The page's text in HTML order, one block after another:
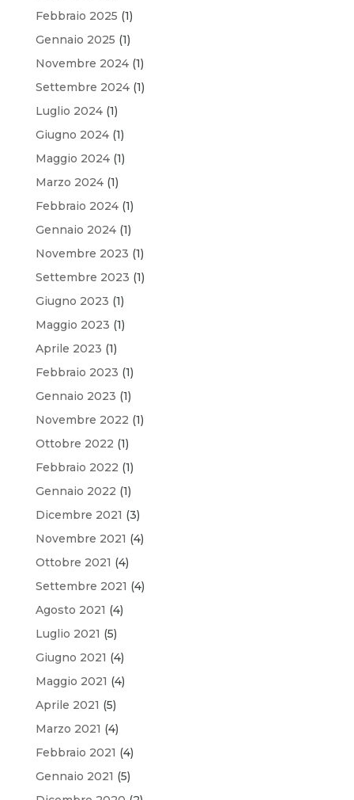
Febbraio 2025 (1)
Gennaio 2025 (1)
Novembre 2024(1)
Settembre 2024(1)
Luglio 2024(1)
Giugno 2024(1)
Maggio 2024(1)
Marzo 2024(1)
Febbraio 2024(1)
Gennaio 2024(1)
Novembre 2023 (1)
Settembre 2023 (1)
Giugno 2023 (1)
Maggio 2023 (1)
Aprile 2023 (1)
Febbraio 2023 (1)
Gennaio 2023 (1)
Novembre 2022 (1)
Ottobre 2022 (1)
Febbraio 2022 (1)
Gennaio 2022 (1)
Dicembre 2021 (3)
Novembre 2021 (4)
Ottobre 2021 (4)
Settembre 2021 (4)
Agosto 2021 (4)
Luglio 2021 (5)
Giugno 2021 (4)
Maggio 2021 (4)
Aprile 2021 (5)
Marzo 2021 (4)
Febbraio 2021 (4)
Gennaio 2021 (5)